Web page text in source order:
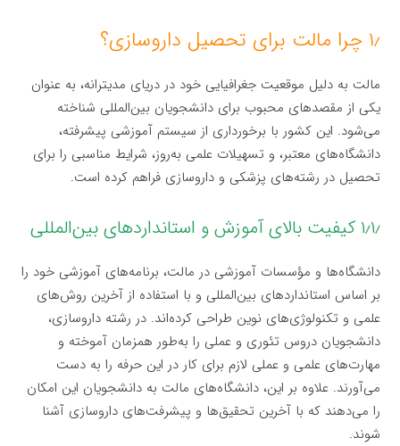
۱٫ چرا مالت برای تحصیل داروسازی؟
مالت به دلیل موقعیت جغرافیایی خود در دریای مدیترانه، به عنوان
یکی از مقصدهای محبوب برای دانشجویان بین‌المللی شناخته
می‌شود. این کشور با برخورداری از سیستم آموزشی پیشرفته،
دانشگاه‌های معتبر، و تسهیلات علمی به‌روز، شرایط مناسبی را برای
تحصیل در رشته‌های پزشکی و داروسازی فراهم کرده است.
۱٫۱٫ کیفیت بالای آموزش و استانداردهای بین‌المللی
دانشگاه‌ها و مؤسسات آموزشی در مالت، برنامه‌های آموزشی خود را
بر اساس استانداردهای بین‌المللی و با استفاده از آخرین روش‌های
علمی و تکنولوژی‌های نوین طراحی کرده‌اند. در رشته داروسازی،
دانشجویان دروس تئوری و عملی را به‌طور همزمان آموخته و
مهارت‌های علمی و عملی لازم برای کار در این حرفه را به دست
می‌آورند. علاوه بر این، دانشگاه‌های مالت به دانشجویان این امکان
را می‌دهند که با آخرین تحقیق‌ها و پیشرفت‌های داروسازی آشنا
شوند.